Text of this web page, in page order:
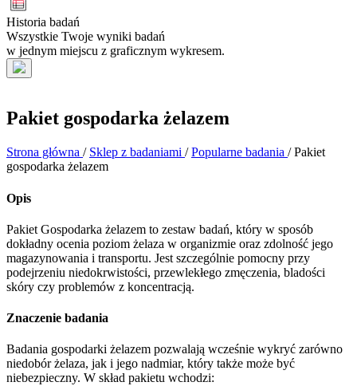
Historia badań
Wszystkie Twoje wyniki badań
w jednym miejscu z graficznym wykresem.
Pakiet gospodarka żelazem
Strona główna / Sklep z badaniami / Popularne badania / Pakiet
gospodarka żelazem
Opis
Pakiet Gospodarka żelazem to zestaw badań, który w sposób
dokładny ocenia poziom żelaza w organizmie oraz zdolność jego
magazynowania i transportu. Jest szczególnie pomocny przy
podejrzeniu niedokrwistości, przewlekłego zmęczenia, bladości
skóry czy problemów z koncentracją.
Znaczenie badania
Badania gospodarki żelazem pozwalają wcześnie wykryć zarówno
niedobór żelaza, jak i jego nadmiar, który także może być
niebezpieczny. W skład pakietu wchodzi: